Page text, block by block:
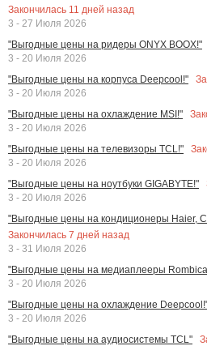
Закончилась 11 дней назад
3 - 27 Июля 2026
"Выгодные цены на ридеры ONYX BOOX!"
3 - 20 Июля 2026
"Выгодные цены на корпуса Deepcool!"
3 - 20 Июля 2026
"Выгодные цены на охлаждение MSI!"
3 - 20 Июля 2026
"Выгодные цены на телевизоры TCL!"
3 - 20 Июля 2026
"Выгодные цены на ноутбуки GIGABYTE!"
3 - 20 Июля 2026
"Выгодные цены на кондиционеры Haier,
Закончилась 7 дней назад
3 - 31 Июля 2026
"Выгодные цены на медиаплееры
3 - 20 Июля 2026
"Выгодные цены на охлаждение
3 - 20 Июля 2026
"Выгодные цены на аудиосистемы TCL"